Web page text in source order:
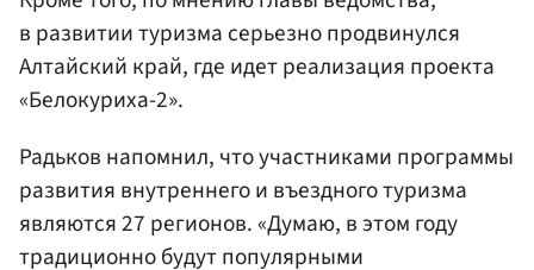
в развитии туризма серьезно продвинулся
Алтайский край, где идет реализация проекта
«Белокуриха-2».
Радьков напомнил, что участниками программы
развития внутреннего и въездного туризма
являются 27 регионов. «Думаю, в этом году
традиционно будут популярными